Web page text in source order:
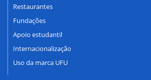
Restaurantes
Fundações
Apoio estudantil
Internacionalização
Uso da marca UFU